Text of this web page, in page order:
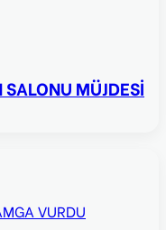
MÜJDESİ
VURDU